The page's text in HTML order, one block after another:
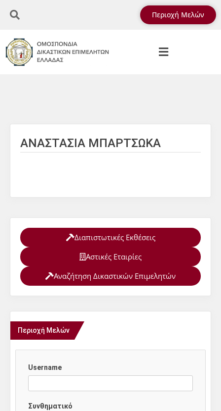
Περιοχή Μελών
ΑΝΑΣΤΑΣΙΑ ΜΠΑΡΤΣΩΚΑ
Διαπιστωτικές Εκθέσεις
Αστικές Εταιρίες
Αναζήτηση Δικαστικών Επιμελητών
Περιοχή Μελών
Username
Συνθηματικό